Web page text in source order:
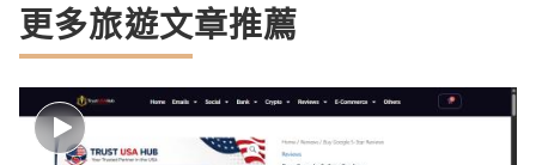
更多旅遊文章推薦